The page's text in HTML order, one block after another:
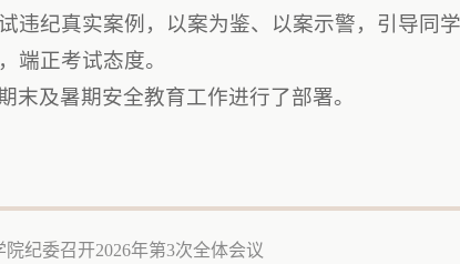
违纪真实案例，以案为鉴、以案示警，引导同
端正考试态度。
末及暑期安全教育工作进行了部署。
院纪委召开2026年第3次全体会议